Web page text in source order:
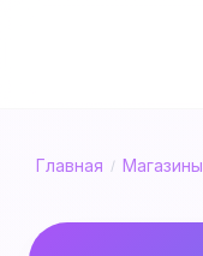
Главная / Магазины